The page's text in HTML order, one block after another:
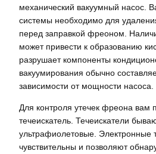
механический вакуумный насос.
системы необходимо для
перед заправкой фреоном.
может привести к образованию
разрушает компоненты
вакуумирования обычно
зависимости от мощности насоса.
Для контроля утечек фреона вам
течеискатель. Течеискатели
ультрафиолетовые. Электронные
чувствительны и позволяют